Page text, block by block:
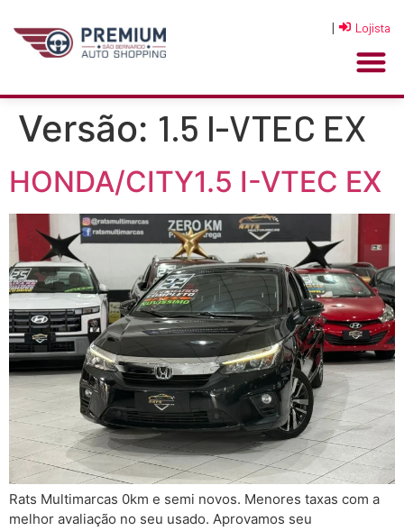
| Lojista
Versão: 1.5 I-VTEC EX
HONDA/CITY1.5 I-VTEC EX
Rats Multimarcas 0km e semi novos. Menores taxas com a
melhor avaliação no seu usado. Aprovamos seu